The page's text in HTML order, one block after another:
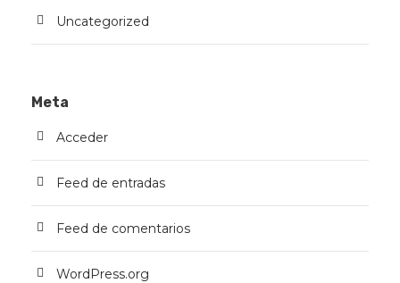
Uncategorized
Meta
Acceder
Feed de entradas
Feed de comentarios
WordPress.org